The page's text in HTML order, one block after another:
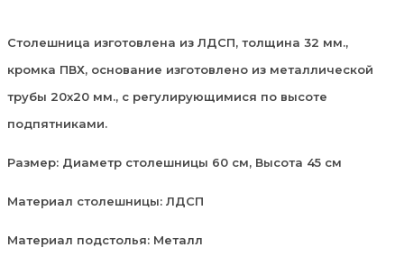
Столешница изготовлена из ЛДСП, толщина 32 мм.,
кромка ПВХ, основание изготовлено из металлической
трубы 20х20 мм., с регулирующимися по высоте
подпятниками.
Размер: Диаметр столешницы 60 см, Высота 45 см
Материал столешницы: ЛДСП
Материал подстолья: Металл